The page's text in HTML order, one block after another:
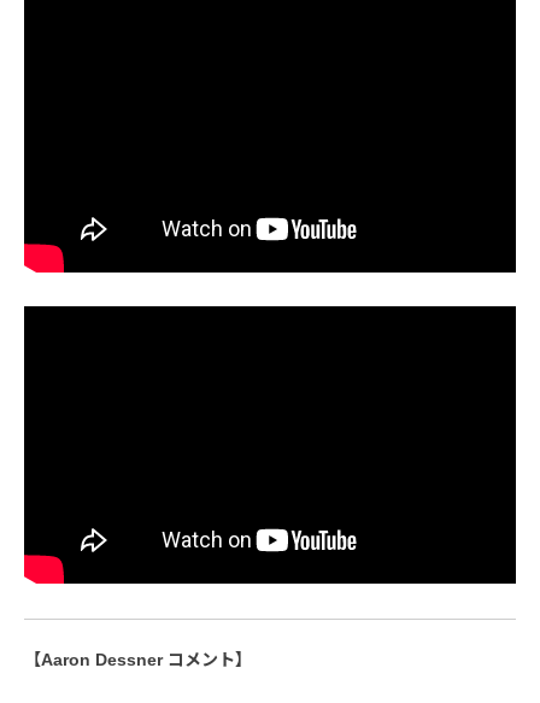
【Aaron Dessner コメント】